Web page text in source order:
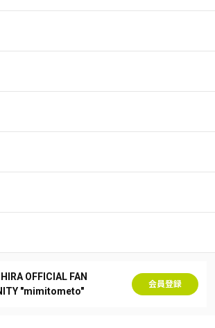
OFFICIAL FAN
COMMUNITY "mimitometo"
会員登録